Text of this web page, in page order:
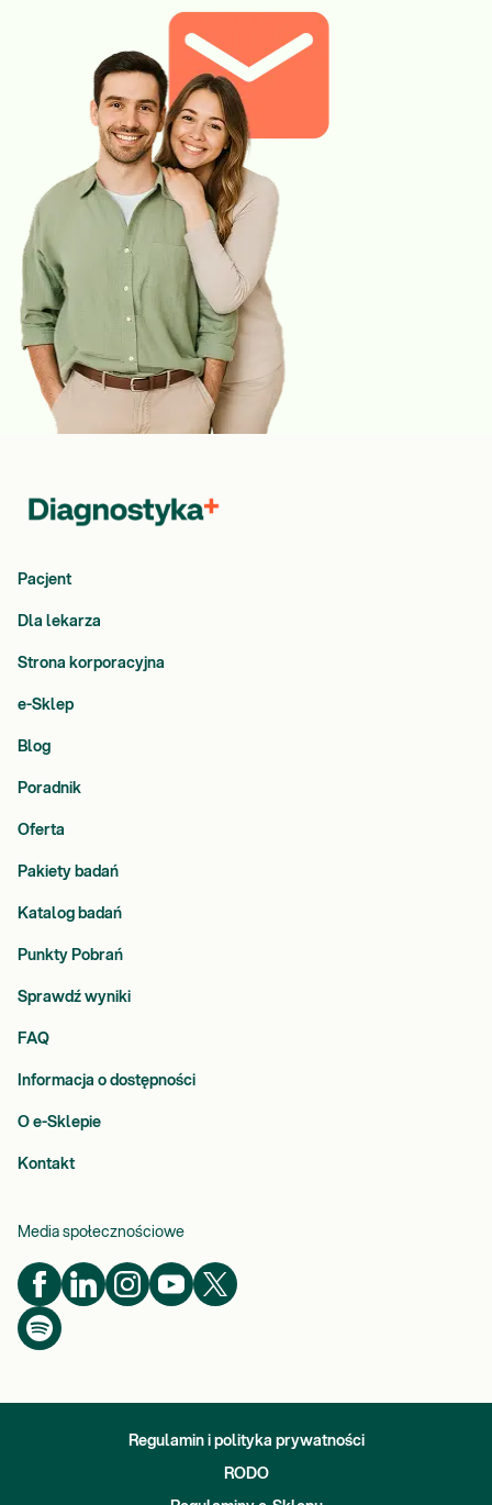
Pacjent
Dla lekarza
Strona korporacyjna
e-Sklep
Blog
Poradnik
Oferta
Pakiety badań
Katalog badań
Punkty Pobrań
Sprawdź wyniki
FAQ
Informacja o dostępności
O e-Sklepie
Kontakt
Media społecznościowe
Regulamin i polityka prywatności
RODO